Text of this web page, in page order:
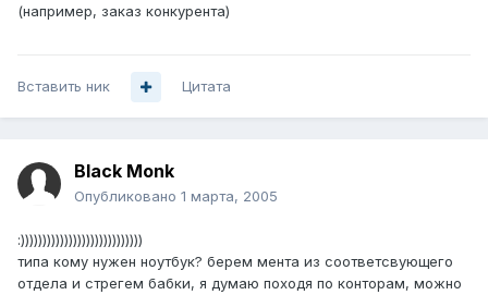
(например, заказ конкурента)
Вставить ник Цитата
Black Monk
Опубликовано 1 марта, 2005
:))))))))))))))))))))))))))))
типа кому нужен ноутбук? берем мента из соответсвующего
отдела и стрегем бабки, я думаю походя по конторам, можно